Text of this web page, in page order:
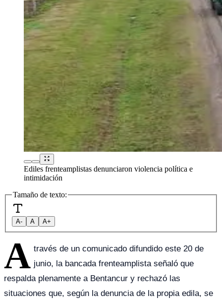
Ediles frenteamplistas denunciaron violencia política e
intimidación
Tamaño de texto:
A- A A+
A través de un comunicado difundido este 20 de
junio, la bancada frenteamplista señaló que
respalda plenamente a Bentancur y rechazó las
situaciones que, según la denuncia de la propia edila, se